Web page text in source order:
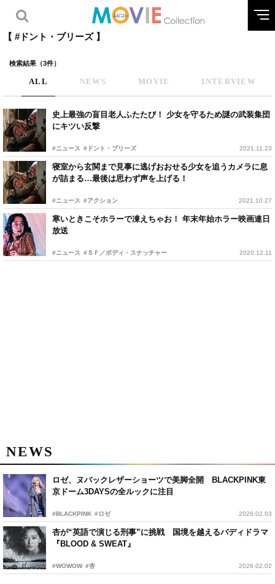
【 #ドント・ブリーズ 】
検索結果（3件）
ALL NEWS MOVIE INTERVIEW
史上最強の盲目老人ふたたび！ 少女を守るため謎の武装集団
にキツい反撃
#ニュース #ドント・ブリーズ 2021.11.23
寝室から玄関まで見事に逃げおおせる少女を追うカメラに息
が詰まる…最後は思わず声を上げる！
#ニュース #アクション 2021.10.27
寒いときこそホラーで凍えちゃお！ 年末年始ホラー映画連日
放送
#ニュース #ＳＦ／ボディ・スナッチャー 2020.12.11
NEWS
ロゼ、ヌバックレザーショーツで美脚全開 BLACKPINK東
京ドーム3DAYSの全ルックに注目
#BLACKPINK #ロゼ 2026.02.03
杏が“英語で演じる刑事”に挑戦 国境を越えるバディドラマ
『BLOOD & SWEAT』
#WOWOW #杏 2026.02.02